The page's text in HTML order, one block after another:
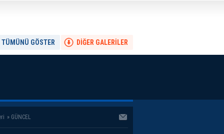
DİĞER GALERİLER
TÜMÜNÜ GÖSTER
» GÜNCEL